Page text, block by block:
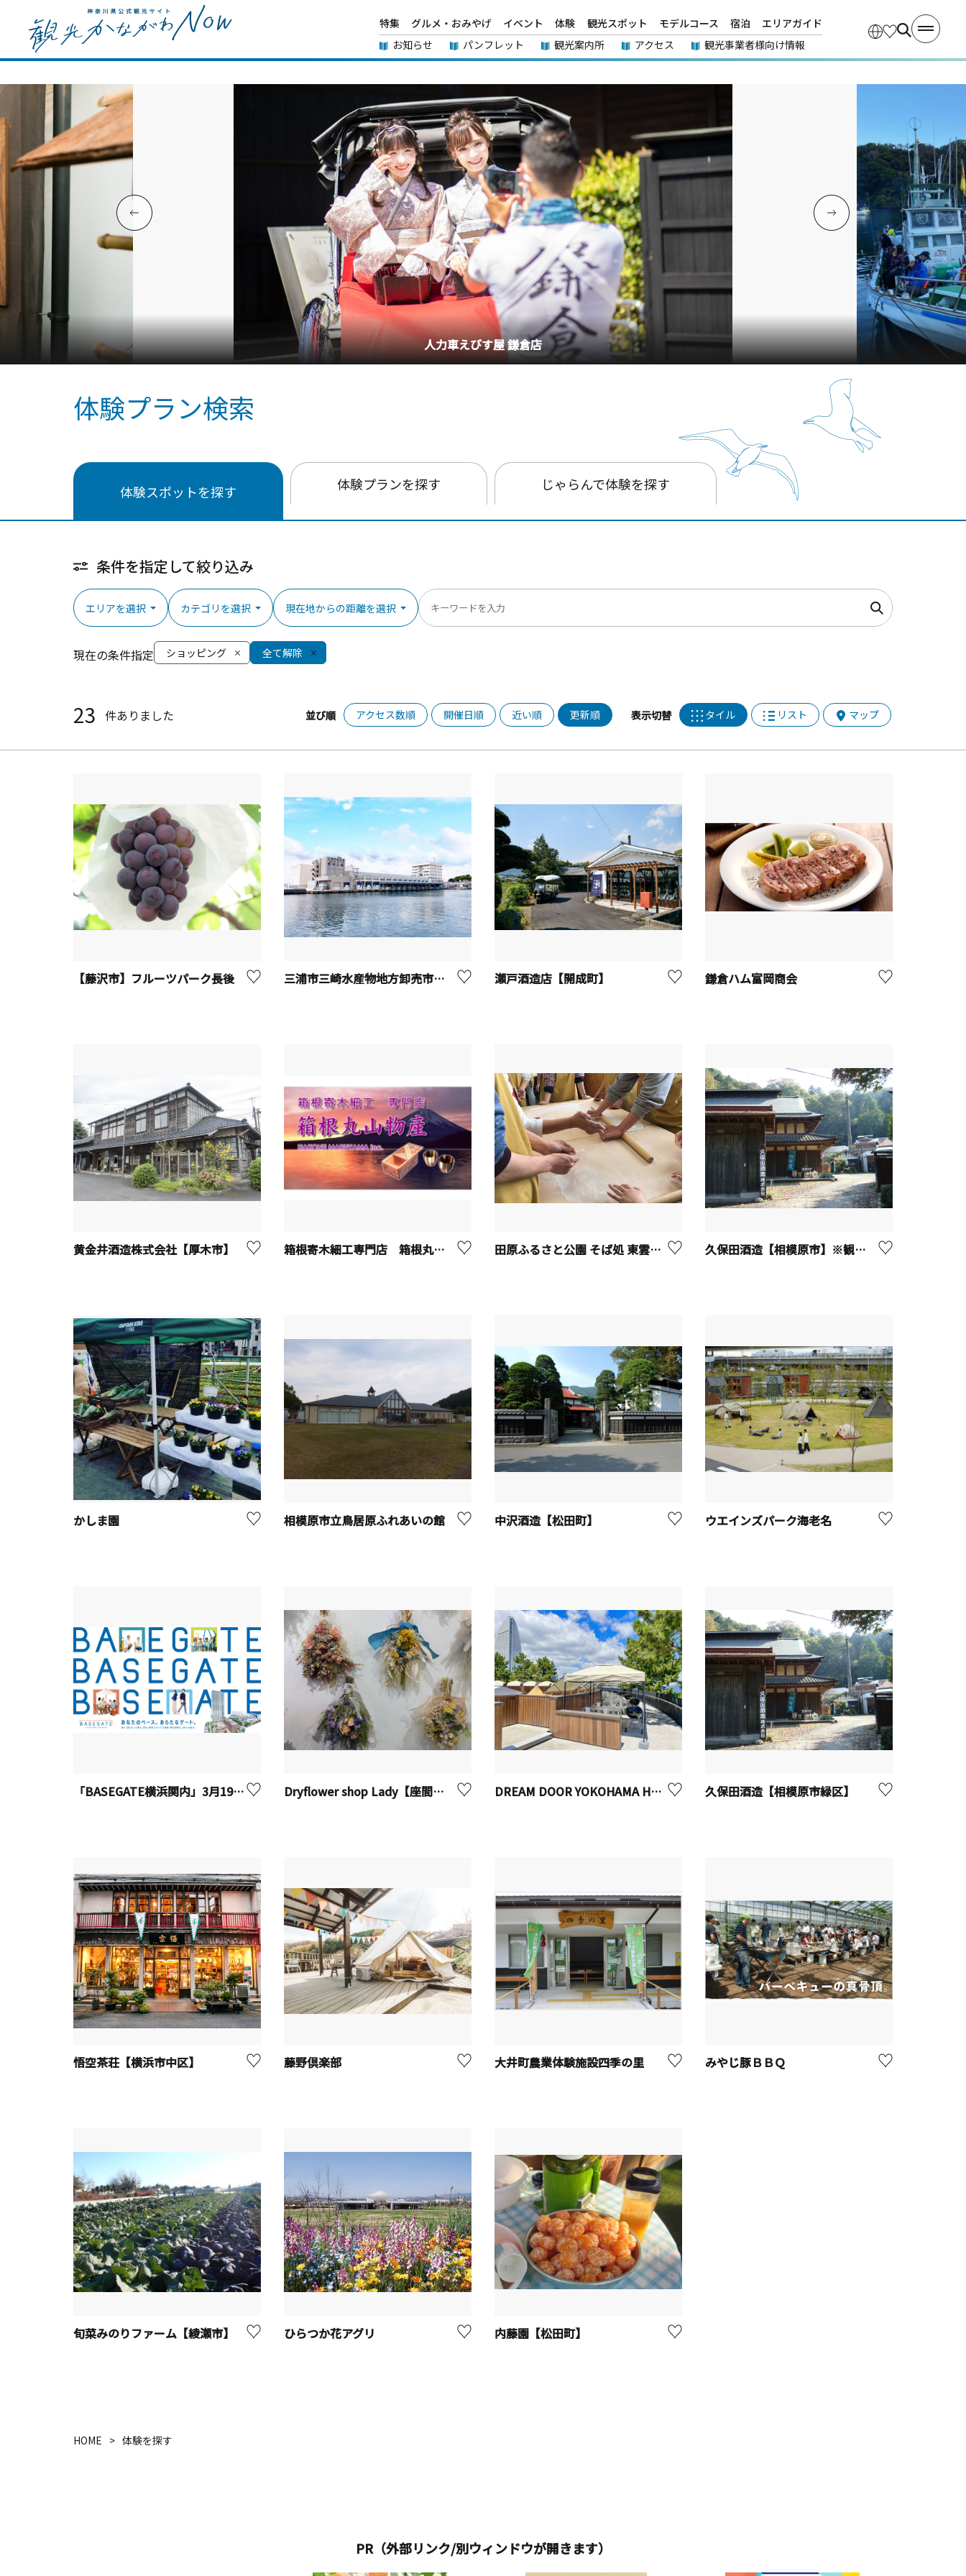
特集 グルメ・おみやげ イベント 体験 観光スポット モデルコース 宿泊
エリアガイド
お知らせ
パンフレット 観光案内所 アクセス 観光事業者様向け情報
釣り船・丸十丸
体験プラン検索
体験スポットを探す 体験プランを探す じゃらんで体験を探す
条件を指定して絞り込み
エリアを選択 カテゴリを選択 現在地からの距離を選択
現在の条件指定 ショッピング 全て解除
23 件ありました 並び順 アクセス数順 開催日順 近い順 更新順 表示切替 タイル リスト マップ
【藤沢市】フルーツパーク長後 三浦市三崎水産物地方卸売市場（みさき魚市場） 瀬戸酒造店【開成町】 鎌倉ハム富岡商会
黄金井酒造株式会社【厚木市】 箱根寄木細工専門店 箱根丸山物産【箱根町】 田原ふるさと公園 そば処 東雲【秦野市】 久保田酒造【相模原市】※観光事業者向けUV
かしま園 相模原市立鳥居原ふれあいの館 中沢酒造【松田町】 ウエインズパーク海老名
「BASEGATE横浜関内」3月19日（木）開業！ Dryflower shop Lady【座間市】 DREAM DOOR YOKOHAMA HAMMERHEAD 久保田酒造【相模原市緑区】
悟空茶荘【横浜市中区】 藤野倶楽部 大井町農業体験施設四季の里 みやじ豚ＢＢＱ
旬菜みのりファーム【綾瀬市】 ひらつか花アグリ 内藤園【松田町】
HOME 体験を探す
PR（外部リンク/別ウィンドウが開きます）